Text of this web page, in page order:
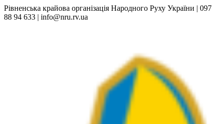
Рівненська крайова організація Народного Руху України | 097
88 94 633 | info@nru.rv.ua